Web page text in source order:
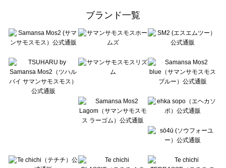
sō4ū（ソウフォーユー）のその他雑貨一覧
Te chichi（テチチ）のその他雑貨一覧
Te chichi CLASSIC（テチチ クラシック）のその他雑貨一覧
Lugnoncure（ルノンキュール）のその他雑貨一覧
BETTY'S BLUE（べティーズブルー）のその他雑貨一覧
Wpc.（ワールドパーティー）のその他雑貨一覧
ブランド一覧